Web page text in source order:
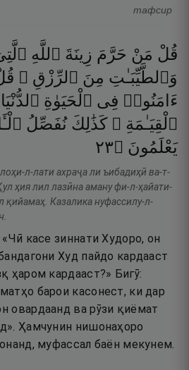
тафсир
قُلْ مَنْ حَرَّمَ زِينَةَ ٱللَّهِ
وَٱلطَّيِّبَـٰتِ مِنَ ٱلرِّزْقِ ۚ
ءَامَنُوا۟ فِى ٱلْحَيَوٰةِ ٱلدُّنْيَا
ٱلْقِيَـٰمَةِ ۗ كَذَٰلِكَ نُفَصِّلُ
يَعْلَمُونَ ۝٣٢
л-лати ахраҷа ли ъибадиҳӣ ва-т-
ҳия лил лазӣна аману фи-л-ҳайати-
қийамаҳ. Казалика нуфассилу-л-
касе зиннати Худоро, он
Худ пайдо кардааст
ҳаром кардааст?» Бигӯ:
барои касонест, ки дар
овардаанд ва рӯзи қиёмат
Ҳамчунин нишонаҳоро
муфассал баён мекунем.